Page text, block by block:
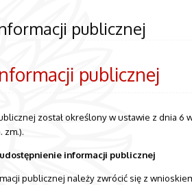
publicznej
publicznej
został określony w ustawie z dnia 6
zm.).
informacji publicznej
publicznej należy zwrócić się z